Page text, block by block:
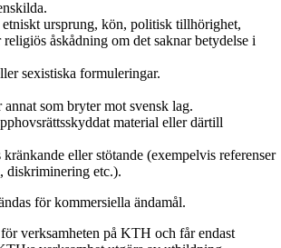
ursprung, kön, politisk tillhörighet,
åskådning om det saknar betydelse i
sexistiska formuleringar.
som bryter mot svensk lag.
material eller därtill
eller stötande (exempelvis referenser
diskriminering etc.).
för kommersiella ändamål.
verksamheten på KTH och får endast